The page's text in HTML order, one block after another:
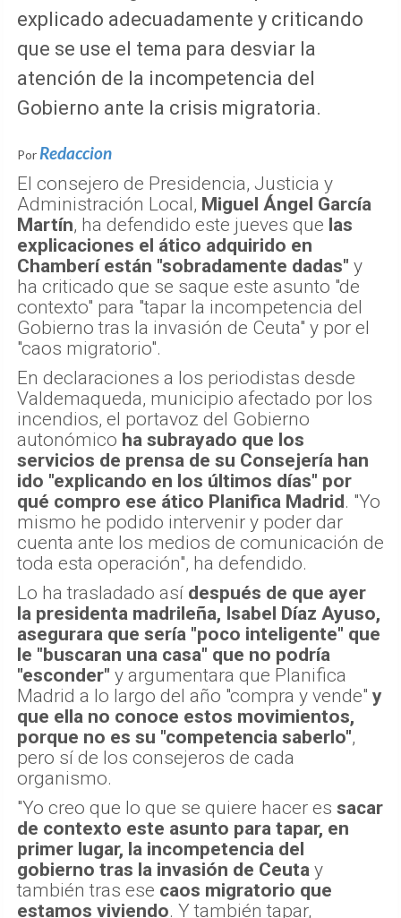
explicado adecuadamente y criticando
que se use el tema para desviar la
atención de la incompetencia del
Gobierno ante la crisis migratoria.
Por Redaccion
El consejero de Presidencia, Justicia y
Administración Local, Miguel Ángel García
Martín, ha defendido este jueves que las
explicaciones el ático adquirido en
Chamberí están "sobradamente dadas" y
ha criticado que se saque este asunto "de
contexto" para "tapar la incompetencia del
Gobierno tras la invasión de Ceuta" y por el
"caos migratorio".
En declaraciones a los periodistas desde
Valdemaqueda, municipio afectado por los
incendios, el portavoz del Gobierno
autonómico ha subrayado que los
servicios de prensa de su Consejería han
ido "explicando en los últimos días" por
qué compro ese ático Planifica Madrid. "Yo
mismo he podido intervenir y poder dar
cuenta ante los medios de comunicación de
toda esta operación", ha defendido.
Lo ha trasladado así después de que ayer
la presidenta madrileña, Isabel Díaz Ayuso,
asegurara que sería "poco inteligente" que
le "buscaran una casa" que no podría
"esconder" y argumentara que Planifica
Madrid a lo largo del año "compra y vende" y
que ella no conoce estos movimientos,
porque no es su "competencia saberlo",
pero sí de los consejeros de cada
organismo.
"Yo creo que lo que se quiere hacer es sacar
de contexto este asunto para tapar, en
primer lugar, la incompetencia del
gobierno tras la invasión de Ceuta y
también tras ese caos migratorio que
estamos viviendo. Y también tapar,